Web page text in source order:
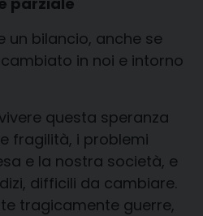
un bilancio, anche se
in noi e intorno
questa speranza
fragilità, i problemi
e la nostra società, e
difficili da cambiare.
tragicamente guerre,